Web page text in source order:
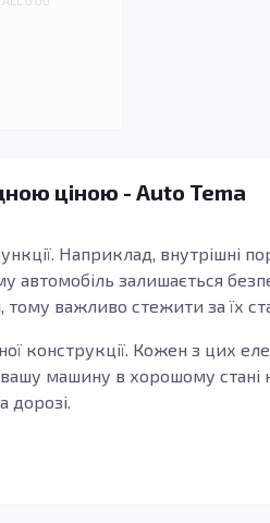
ціною - Auto Tema
Наприклад, внутрішні
автомобіль залишається
важливо стежити за їх
конструкції. Кожен з цих
машину в хорошому стані
дорозі.
матеріалів, таких як